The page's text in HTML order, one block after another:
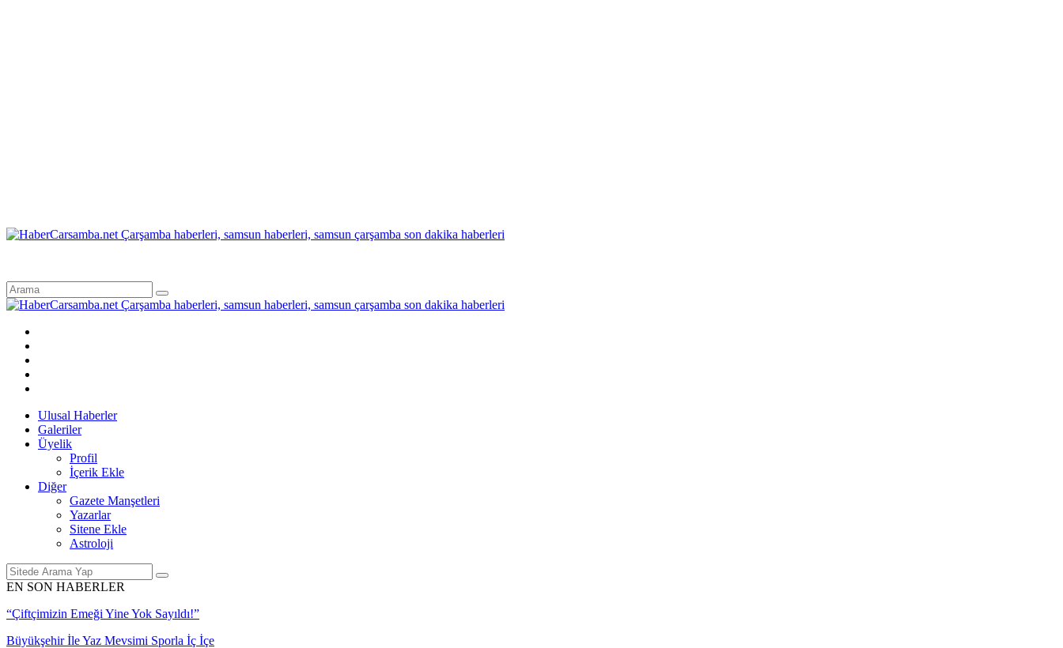
Ulusal Haberler
Galeriler
Üyelik
Profil
İçerik Ekle
Diğer
Gazete Manşetleri
Yazarlar
Sitene Ekle
Astroloji
EN SON HABERLER
“Çiftçimizin Emeği Yine Yok Sayıldı!”
Büyükşehir İle Yaz Mevsimi Sporla İç İçe